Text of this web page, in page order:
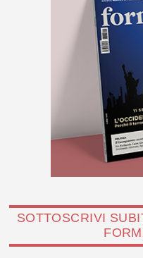
SOTTOSCRIVI